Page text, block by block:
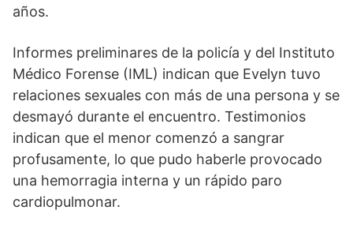
años.
Informes preliminares de la policía y del Instituto
Médico Forense (IML) indican que Evelyn tuvo
relaciones sexuales con más de una persona y se
desmayó durante el encuentro. Testimonios
indican que el menor comenzó a sangrar
profusamente, lo que pudo haberle provocado
una hemorragia interna y un rápido paro
cardiopulmonar.